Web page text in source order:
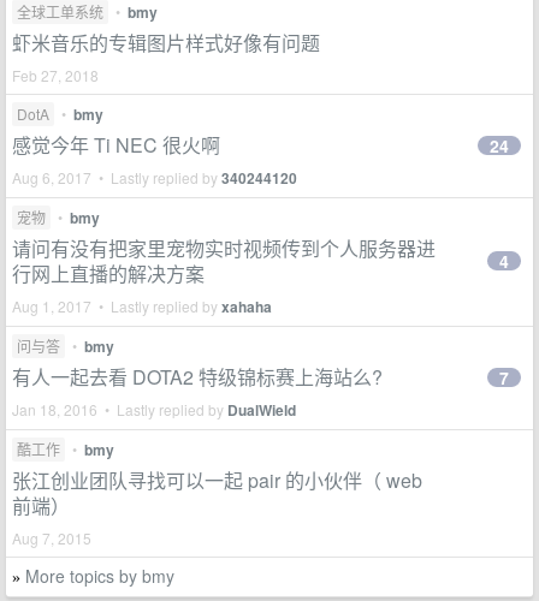
全球工单系统 • bmy
虾米音乐的专辑图片样式好像有问题
Feb 27, 2018
DotA
• bmy
感觉今年 Ti NEC 很火啊
Aug 6, 2017 • Lastly replied by340244120
24
宠物 • bmy
请问有没有把家里宠物实时视频传到个人服务器进
行网上直播的解决方案
Aug 1, 2017 • Lastly replied byxahaha
4
问与答 • bmy
有人一起去看 DOTA2 特级锦标赛上海站么?
Jan 18, 2016 • Lastly replied by DualWield
7
酷工作 • bmy
张江创业团队寻找可以一起 pair 的小伙伴（ web
前端）
Aug 7, 2015
» More topics by bmy